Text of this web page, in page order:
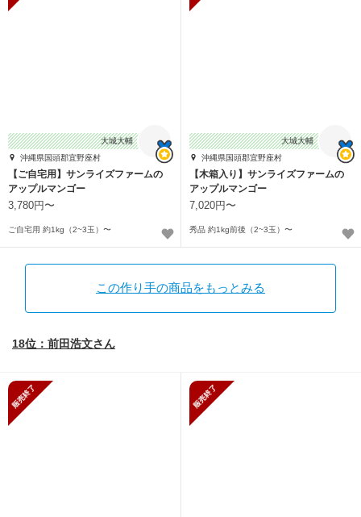
大城大輔
沖縄県国頭郡宜野座村
【ご自宅用】サンライズファームの
アップルマンゴー
3,780円〜
ご自宅用 約1kg（2~3玉）〜
大城大輔
沖縄県国頭郡宜野座村
【木箱入り】サンライズファームの
アップルマンゴー
7,020円〜
秀品 約1kg前後（2~3玉）〜
この作り手の商品をもっとみる
18位：前田浩文さん